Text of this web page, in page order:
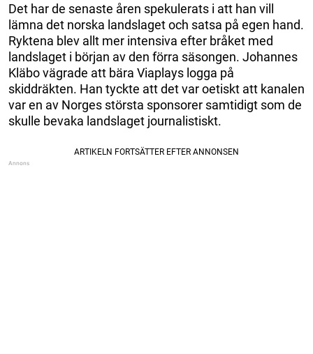
Det har de senaste åren spekulerats i att han vill
lämna det norska landslaget och satsa på egen hand.
Ryktena blev allt mer intensiva efter bråket med
landslaget i början av den förra säsongen. Johannes
Kläbo vägrade att bära Viaplays logga på
skiddräkten. Han tyckte att det var oetiskt att kanalen
var en av Norges största sponsorer samtidigt som de
skulle bevaka landslaget journalistiskt.